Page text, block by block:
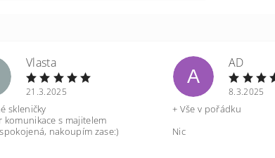
Vlasta
21.3.2025
skleničky
komunikace s majitelem
nakoupím zase:)
A
AD
8.3.2025
+ Vše v pořádku
Nic